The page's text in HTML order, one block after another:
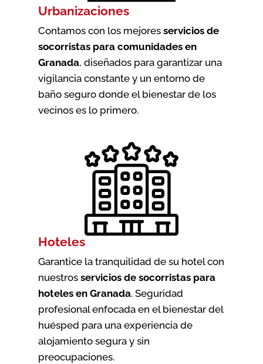
Urbanizaciones
Contamos con los mejores servicios de
socorristas para comunidades en
Granada, diseñados para garantizar una
vigilancia constante y un entorno de
baño seguro donde el bienestar de los
vecinos es lo primero.
Hoteles
Garantice la tranquilidad de su hotel con
nuestros servicios de socorristas para
hoteles en Granada. Seguridad
profesional enfocada en el bienestar del
huésped para una experiencia de
alojamiento segura y sin
preocupaciones.